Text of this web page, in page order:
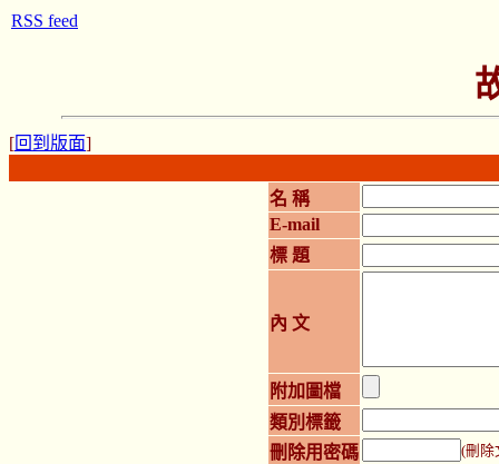
[回到版面]
名 稱
E-mail
標 題
內 文
附加圖檔
類別標籤
刪除用密碼
(刪除
RSS feed